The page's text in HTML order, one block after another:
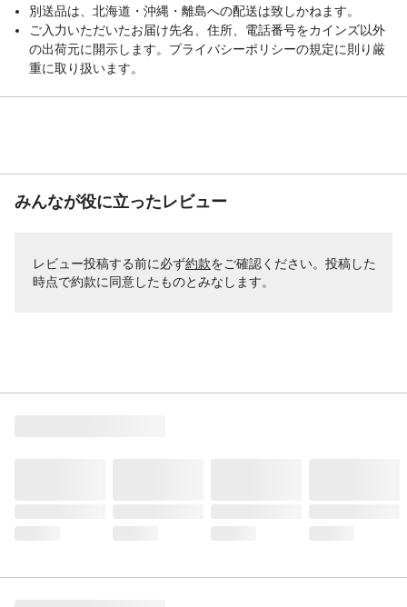
別送品は、北海道・沖縄・離島への配送は致しかねます。
ご入力いただいたお届け先名、住所、電話番号をカインズ以外
の出荷元に開示します。プライバシーポリシーの規定に則り厳
重に取り扱います。
みんなが役に立ったレビュー
レビュー投稿する前に必ず約款をご確認ください。投稿した
時点で約款に同意したものとみなします。